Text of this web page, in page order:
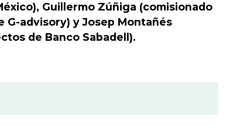
Guillermo Zúñiga (comisionado
G-advisory) y Josep Montañés
de Banco Sabadell).